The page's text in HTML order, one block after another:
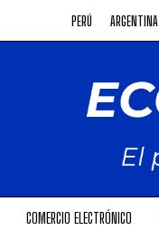
PERÚ ARGENTINA
COMERCIO ELECTRÓNICO